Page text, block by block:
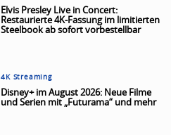
Elvis Presley Live in Concert:
Restaurierte 4K-Fassung im limitierten
Steelbook ab sofort vorbestellbar
4K Streaming
Disney+ im August 2026: Neue Filme
und Serien mit „Futurama“ und mehr